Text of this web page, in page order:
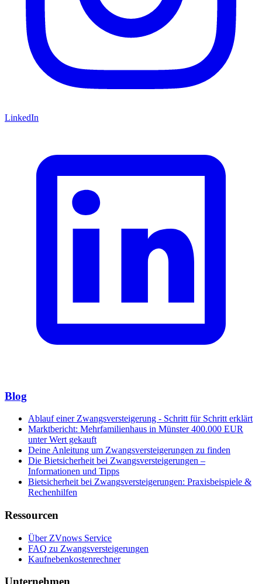
LinkedIn
Blog
Ablauf einer Zwangsversteigerung - Schritt für Schritt erklärt
Marktbericht: Mehrfamilienhaus in Münster 400.000 EUR
unter Wert gekauft
Deine Anleitung um Zwangsversteigerungen zu finden
Die Bietsicherheit bei Zwangsversteigerungen –
Informationen und Tipps
Bietsicherheit bei Zwangsversteigerungen: Praxisbeispiele &
Rechenhilfen
Ressourcen
Über ZVnows Service
FAQ zu Zwangsversteigerungen
Kaufnebenkostenrechner